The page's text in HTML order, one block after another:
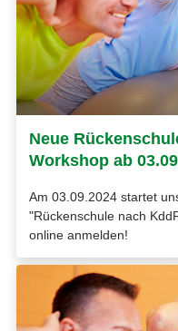
Neue
Workshop ab
Am 03.09.2024 startet
"Rückenschule nach
online anmelden!